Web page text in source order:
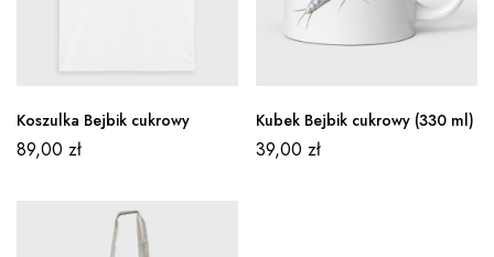
Koszulka Bejbik cukrowy
89,00 zł
Kubek Bejbik cukrowy (330 ml)
39,00 zł